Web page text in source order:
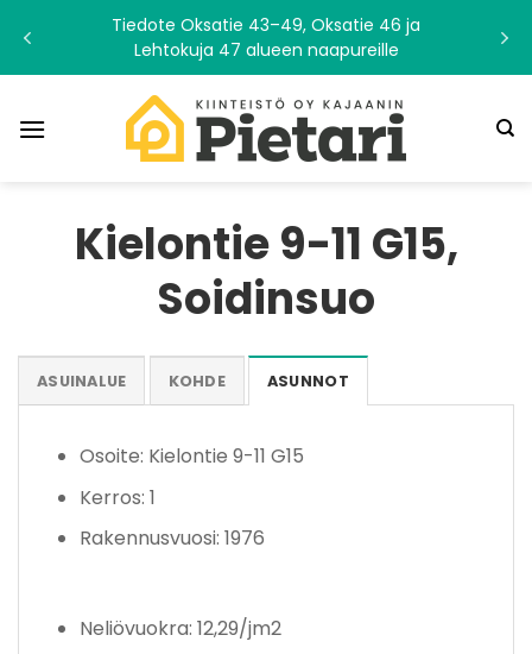
content
Tiedote Oksatie 43–49, Oksatie 46 ja
Lehtokuja 47 alueen naapureille
Kielontie 9-11 G15,
Soidinsuo
ASUINALUE KOHDE ASUNNOT
Osoite: Kielontie 9-11 G15
Kerros: 1
Rakennusvuosi: 1976
Neliövuokra: 12,29/jm2